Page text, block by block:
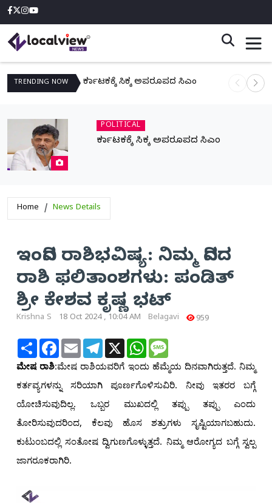
TRENDING NOW ಕರ್ನಾಟಕಕ್ಕೆ ಸಿಕ್ಕ ಅಪರೂಪದ ಸಿಎಂ ನಾಳೆ
POLITICAL
ಕರ್ನಾಟಕಕ್ಕೆ ಸಿಕ್ಕ ಅಪರೂಪದ ಸಿಎಂ
Home News Details
ಇಂದಿನ ರಾಶಿಭವಿಷ್ಯ: ನಿಮ್ಮ ದಿನದ
ರಾಶಿ ಫಲಿತಾಂಶಗಳು: ಪಂಡಿತ್
ಶ್ರೀ ಕೇಶವ ಕೃಷ್ಣ ಭಟ್
Krishna S 18 Oct 2024 , 10:04 AM Belagavi 959
ShareFacebook
Email Telegram
X WhatsApp
ಮೇಷ ರಾಶಿ:ಮೇಷ ರಾಶಿಯವರಿಗೆ ಇಂದು ಹೆಮ್ಮೆಯ ದಿನವಾಗಿರುತ್ತದೆ. ನಿಮ್ಮ
ಕರ್ತವ್ಯಗಳನ್ನು ಸರಿಯಾಗಿ ಪೂರ್ಣಗೊಳಿಸುವಿರಿ. ನೀವು ಇತರರ ಬಗ್ಗೆ
ಯೋಚಿಸುವುದಿಲ್ಲ. ಒಬ್ಬರ ಮುಖದಲ್ಲಿ ತಪ್ಪು ತಪ್ಪು ಎಂದು
ತೋರಿಸುವುದರಿಂದ, ಕೆಲವು ಹೊಸ ಶತ್ರುಗಳು ಸೃಷ್ಟಿಯಾಗಬಹುದು.
ಕುಟುಂಬದಲ್ಲಿ ಸಂತೋಷ ದ್ವಿಗುಣಗೊಳ್ಳುತ್ತದೆ. ನಿಮ್ಮ ಆರೋಗ್ಯದ ಬಗ್ಗೆ ಸ್ವಲ್ಪ
ಜಾಗರೂಕರಾಗಿರಿ.